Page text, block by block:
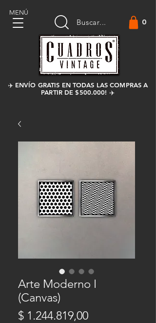
Buscar...
MENÚ
0
✈️ ENVÍO GRATIS EN TODAS LAS COMPRAS A
PARTIR DE $500.000! ✈️
Arte Moderno I
(Canvas)
$ 1.244.819,00Precio